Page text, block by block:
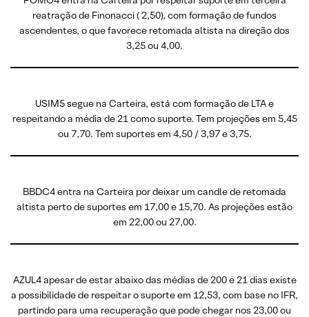
reatração de Finonacci ( 2,50), com formação de fundos
ascendentes, o que favorece retomada altista na direção dos
3,25 ou 4,00.
USIM5 segue na Carteira, está com formação de LTA e
respeitando a média de 21 como suporte. Tem projeções em 5,45
ou 7,70. Tem suportes em 4,50 / 3,97 e 3,75.
BBDC4 entra na Carteira por deixar um candle de retomada
altista perto de suportes em 17,00 e 15,70. As projeções estão
em 22,00 ou 27,00.
AZUL4 apesar de estar abaixo das médias de 200 e 21 dias existe
a possibilidade de respeitar o suporte em 12,53, com base no IFR,
partindo para uma recuperação que pode chegar nos 23,00 ou